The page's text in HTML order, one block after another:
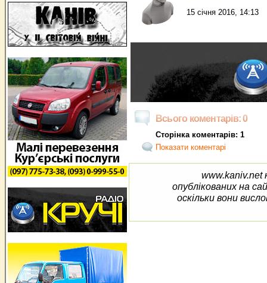
15 січня 2016, 14:13
Всього коментарів: 0
Сторінка коментарів: 1
Показати коментарі
www.kaniv.net
опублікованих на
оскільки вони